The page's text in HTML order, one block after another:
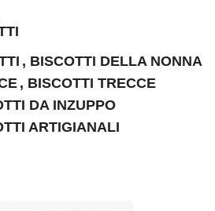
BISCOTTI DELLA NONNA
BISCOTTI TRECCE
DA INZUPPO
ARTIGIANALI